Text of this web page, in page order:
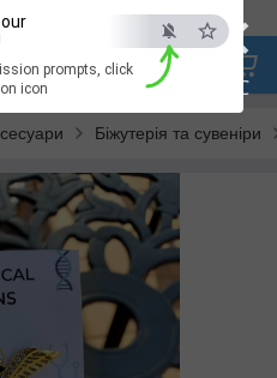
×
ESC
prompts, click
icon
одягу "Hellen"
Біжутерія та сувеніри